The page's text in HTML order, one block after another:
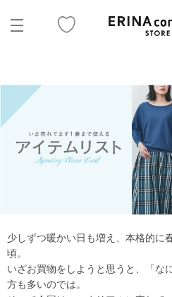
少しずつ暖かい日も増え、本格的に
頃。
いざお買物をしようと思うと、「な
方も多いのでは。